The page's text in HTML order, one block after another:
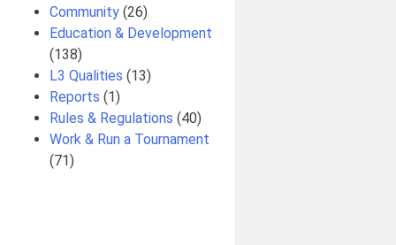
Community (26)
Education & Development
(138)
L3 Qualities (13)
Reports (1)
Rules & Regulations (40)
Work & Run a Tournament
(71)